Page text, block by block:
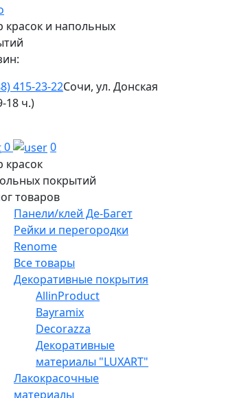
красок и напольных
415-23-22Сочи, ул. Донская
18 ч.)
0
0
красок
покрытий
товаров
Панели/клей Де-Багет
Рейки и перегородки
Renome
Все товары
Декоративные покрытия
AllinProduct
Bayramix
Decorazza
Декоративные
материалы "LUXART"
Лакокрасочные
материалы